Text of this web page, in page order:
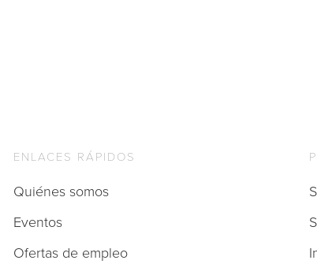
ENLACES RÁPIDOS
Quiénes somos
Eventos
Ofertas de empleo